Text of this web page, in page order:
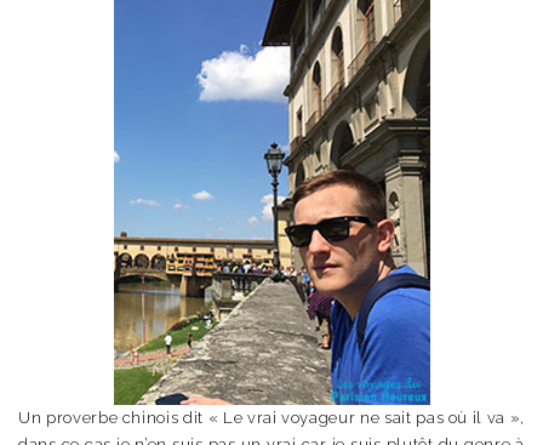
Un proverbe chinois dit « Le vrai voyageur ne sait pas où il va »,